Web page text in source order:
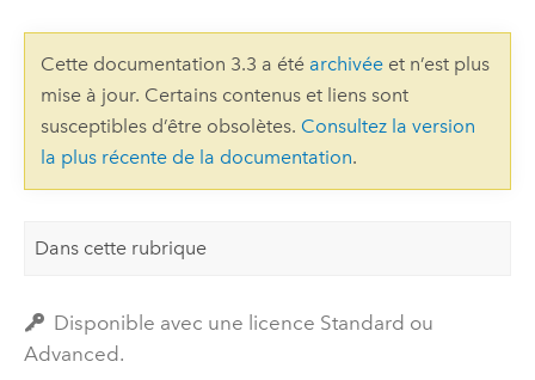
Cette documentation 3.3 a été archivéeet n’est plus
mise à jour. Certains contenus et liens sont
susceptibles d’être obsolètes. Consultez la version
la plus récente de la documentation.
Dans cette rubrique
Disponible avec une licence Standard ou
Advanced.